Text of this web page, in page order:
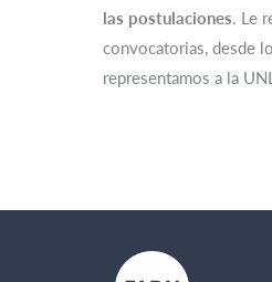
las postulaciones. Le
convocatorias, desde
representamos a la